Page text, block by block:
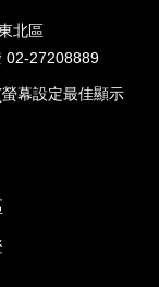
北區
02-27208889
幕設定最佳顯示